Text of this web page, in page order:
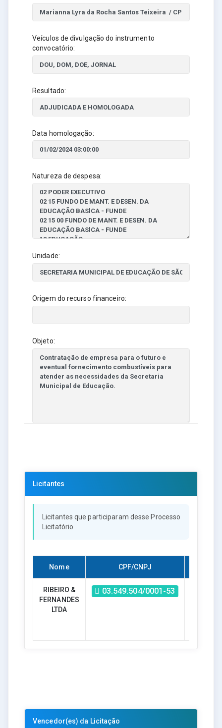
Veículos de divulgação do instrumento
convocatório:
Resultado:
Data homologação:
Natureza de despesa:
Unidade:
Origem do recurso financeiro:
Objeto:
Licitantes
Licitantes que participaram desse Processo
Licitatório
Nome CPF/CNPJ
RIBEIRO &
FERNANDES
LTDA
03.549.504/0001-53
Vencedor(es) da Licitação